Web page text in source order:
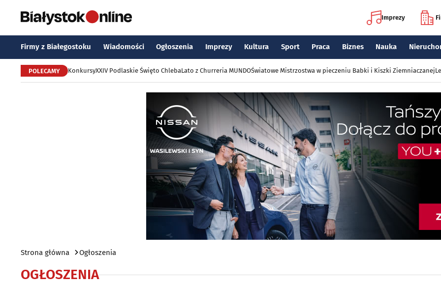
Imprezy
Firmy z Białegostoku Wiadomości Ogłoszenia Imprezy Kultura Sport Praca Biznes Nauka
POLECAMY KonkursyXXIV Podlaskie Święto ChlebaLato z Churreria MUNDOŚwiatowe Mistrzostwa w pieczeniu Babki i Kiszki Ziemniaczanej
Strona główna Ogłoszenia
OGŁOSZENIA